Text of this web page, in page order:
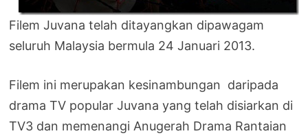
Filem Juvana telah ditayangkan dipawagam
seluruh Malaysia bermula 24 Januari 2013.
Filem ini merupakan kesinambungan daripada
drama TV popular Juvana yang telah disiarkan di
TV3 dan memenangi Anugerah Drama Rantaian